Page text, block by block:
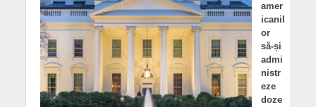
amer
icanil
or
să-și
admi
nistr
eze
doze